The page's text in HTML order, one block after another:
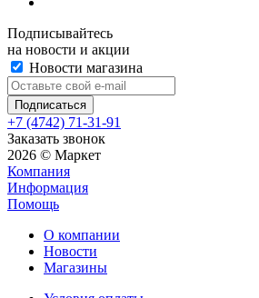
Подписывайтесь
на новости и акции
Новости магазина
+7 (4742) 71-31-91
Заказать звонок
2026 © Маркет
Компания
Информация
Помощь
О компании
Новости
Магазины